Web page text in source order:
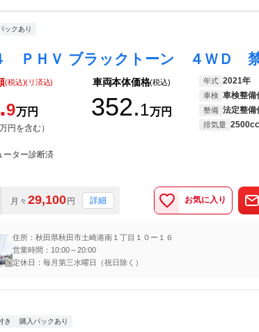
ックあり
(税込)(リ済込)
9万円
円を含む）
車両本体価格(税込)
352.1万円
年式 2021年
車検 車検整備
整備 法定整備
排気量 2500cc
ーター診断済
月々 29,100 円 詳細 お気に入り
住所：秋田県秋田市土崎港南１丁目１０ー１６
営業時間：10:00～20:00
定休日：毎月第三水曜日（祝日除く）
き 購入パックあり